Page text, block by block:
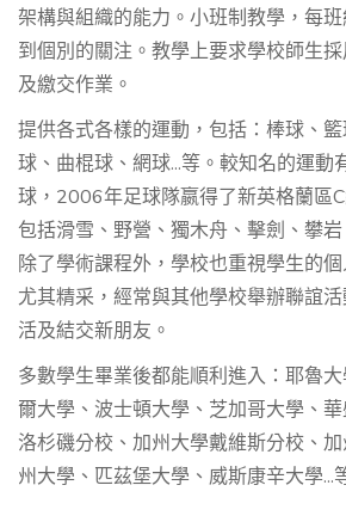
架構與組織的能力。小班制教學，每
到個別的關注。教學上要求學校師生
及繳交作業。
提供各式各樣的運動，包括：棒球、
球、曲棍球、網球...等。較知名的運動
球，2006年足球隊嬴得了新英格蘭區
包括滑雪、野營、獨木舟、擊劍、攀岩
除了學術課程外，學校也重視學生的
尤其精采，經常與其他學校舉辦聯誼
活及結交新朋友。
多數學生畢業後都能順利進入：耶魯
爾大學、波士頓大學、芝加哥大學、
洛杉磯分校、加州大學戴維斯分校、
州大學、匹茲堡大學、威斯康辛大學...